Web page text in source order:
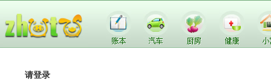
请登录